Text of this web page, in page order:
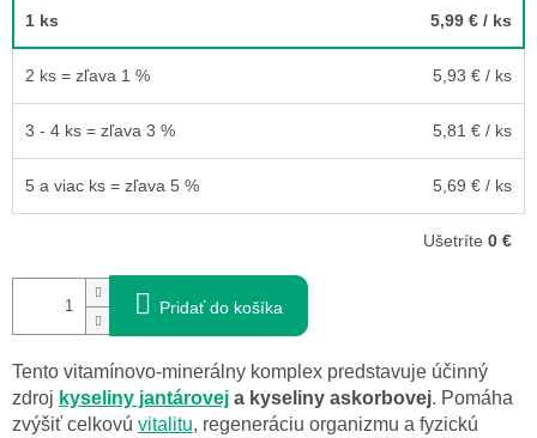
1 ks 5,99 € / ks
2 ks = zľava 1 % 5,93 € / ks
3 - 4 ks = zľava 3 % 5,81 € / ks
5 a viac ks = zľava 5 % 5,69 € / ks
Ušetríte 0 €
Pridať do košíka
Tento vitamínovo-minerálny komplex predstavuje účinný
zdroj kyseliny jantárovej a kyseliny askorbovej. Pomáha
zvýšiť celkovú vitalitu, regeneráciu organizmu a fyzickú